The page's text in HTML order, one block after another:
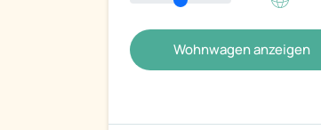
Wohnwagen anzeigen